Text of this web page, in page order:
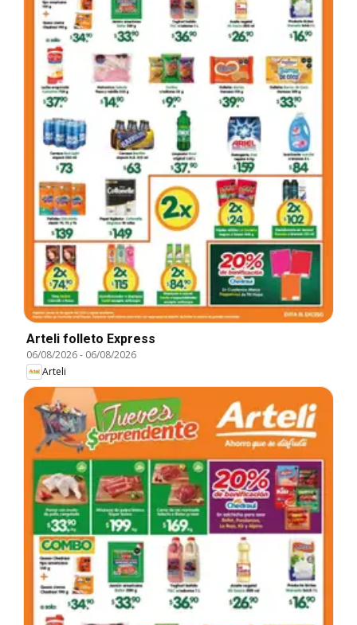
Arteli folleto Express
06/08/2026- 06/08/2026
Arteli